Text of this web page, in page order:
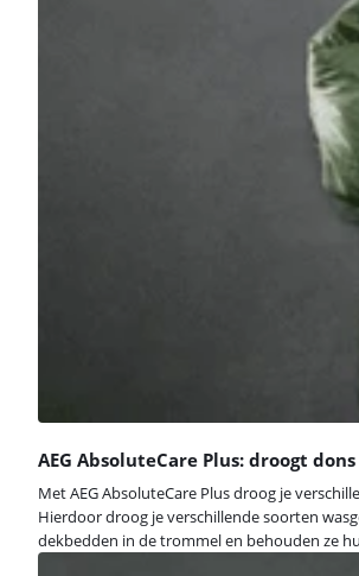
AEG AbsoluteCare Plus: droogt
Met AEG AbsoluteCare Plus droog je
Hierdoor droog je verschillende soorten
dekbedden in de trommel en behouden ze